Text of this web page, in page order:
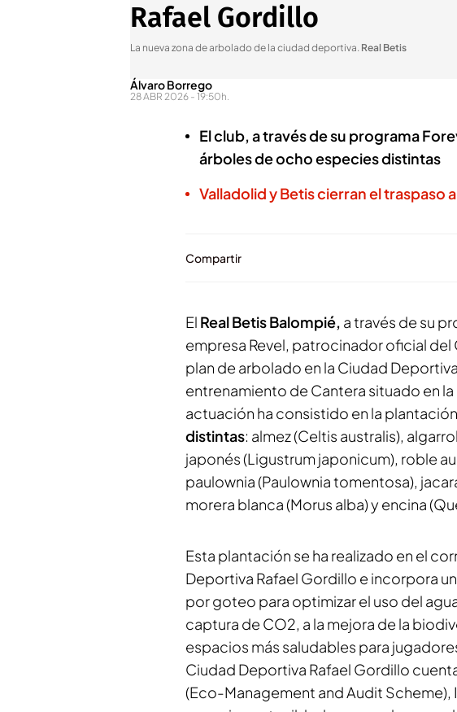
Rafael Gordillo
La nueva zona de arbolado de la ciudad deportiva. Real Betis
Álvaro Borrego
28 ABR 2026 - 19:50h.
El club, a través de su programa
árboles de ocho especies distintas
Valladolid y Betis cierran el traspaso
Compartir
El Real Betis Balompié, a través de su
empresa Revel, patrocinador oficial del
plan de arbolado en la Ciudad
entrenamiento de Cantera situado en
actuación ha consistido en la
distintas: almez (Celtis australis),
japonés (Ligustrum japonicum), roble
paulownia (Paulownia tomentosa),
morera blanca (Morus alba) y encina
Esta plantación se ha realizado en el
Deportiva Rafael Gordillo e incorpora
por goteo para optimizar el uso del
captura de CO2, a la mejora de la
espacios más saludables para
Ciudad Deportiva Rafael Gordillo
(Eco-Management and Audit Scheme),